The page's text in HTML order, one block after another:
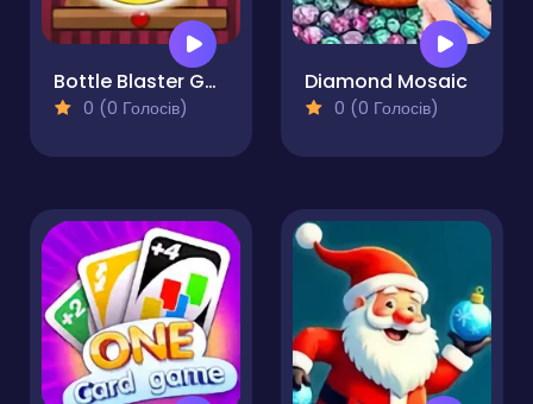
Bottle Blaster Game
0 (0 Голосів)
Diamond Mosaic
0 (0 Голосів)